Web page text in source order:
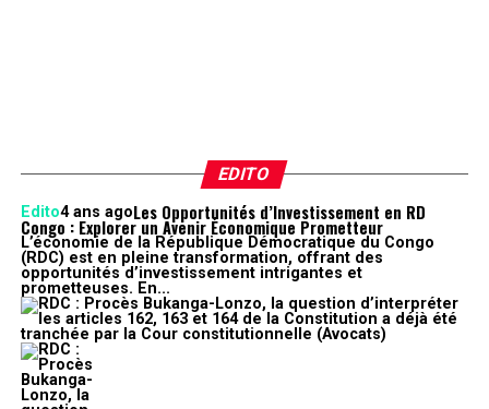
EDITO
Edito4 ans agoLes Opportunités d’Investissement en RD
Congo : Explorer un Avenir Économique Prometteur
L’économie de la République Démocratique du Congo
(RDC) est en pleine transformation, offrant des
opportunités d’investissement intrigantes et
prometteuses. En...